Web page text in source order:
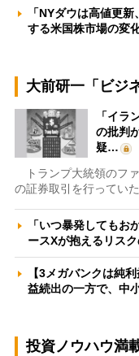
「NYダウは高値更
する米国株市場の
大前研一「ビジ
「イラ
の批判
疑…
トランプ大統領のフ
の証券取引を行ってい
「いつ暴発してもお
ースXが抱えるリス
【3メガバンクは純
益続出の一方で、中
投資ノウハウ満